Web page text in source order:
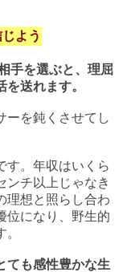
よう
手を選ぶと、理屈
送れます。
ーを鈍くさせてし
す。年収はいくら
ンチ以上じゃなき
理想と照らし合わ
位になり、野生的
ても感性豊かな生